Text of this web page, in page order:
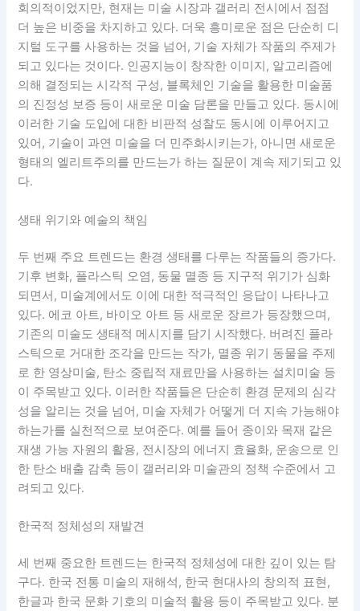
회의적이었지만, 현재는 미술 시장과 갤러리 전시에서 점점
더 높은 비중을 차지하고 있다. 더욱 흥미로운 점은 단순히 디
지털 도구를 사용하는 것을 넘어, 기술 자체가 작품의 주제가
되고 있다는 것이다. 인공지능이 창작한 이미지, 알고리즘에
의해 결정되는 시각적 구성, 블록체인 기술을 활용한 미술품
의 진정성 보증 등이 새로운 미술 담론을 만들고 있다. 동시에
이러한 기술 도입에 대한 비판적 성찰도 동시에 이루어지고
있어, 기술이 과연 미술을 더 민주화시키는가, 아니면 새로운
형태의 엘리트주의를 만드는가 하는 질문이 계속 제기되고 있
다.
생태 위기와 예술의 책임
두 번째 주요 트렌드는 환경 생태를 다루는 작품들의 증가다.
기후 변화, 플라스틱 오염, 동물 멸종 등 지구적 위기가 심화
되면서, 미술계에서도 이에 대한 적극적인 응답이 나타나고
있다. 에코 아트, 바이오 아트 등 새로운 장르가 등장했으며,
기존의 미술도 생태적 메시지를 담기 시작했다. 버려진 플라
스틱으로 거대한 조각을 만드는 작가, 멸종 위기 동물을 주제
로 한 영상미술, 탄소 중립적 재료만을 사용하는 설치미술 등
이 주목받고 있다. 이러한 작품들은 단순히 환경 문제의 심각
성을 알리는 것을 넘어, 미술 자체가 어떻게 더 지속 가능해야
하는가를 실천적으로 보여준다. 예를 들어 종이와 목재 같은
재생 가능 자원의 활용, 전시장의 에너지 효율화, 운송으로 인
한 탄소 배출 감축 등이 갤러리와 미술관의 정책 수준에서 고
려되고 있다.
한국적 정체성의 재발견
세 번째 중요한 트렌드는 한국적 정체성에 대한 깊이 있는 탐
구다. 한국 전통 미술의 재해석, 한국 현대사의 창의적 표현,
한글과 한국 문화 기호의 미술적 활용 등이 주목받고 있다. 분